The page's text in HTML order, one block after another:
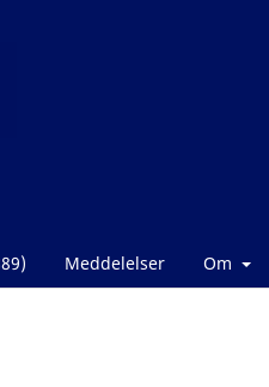
Meddelelser Om